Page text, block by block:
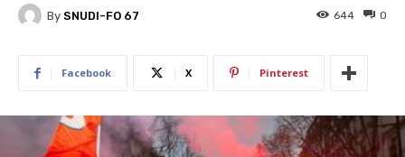
By SNUDI-FO 67 0
644
Facebook X Pinterest